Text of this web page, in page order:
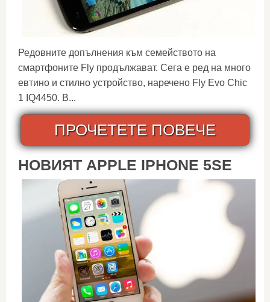
Редовните допълнения към семейството на
смартфоните Fly продължават. Сега е ред на много
евтино и стилно устройство, наречено Fly Evo Chic
1 IQ4450. В...
ПРОЧЕТЕТЕ ПОВЕЧЕ
НОВИЯТ APPLE IPHONE 5SE